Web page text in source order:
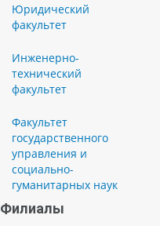
Юридический
факультет
Инженерно-
технический
факультет
Факультет
государственного
управления и
социально-
гуманитарных наук
Филиалы